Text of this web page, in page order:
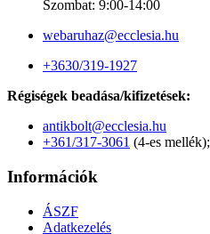
Szombat: 9:00-14:00
webaruhaz@ecclesia.hu
+3630/319-1927
Régiségek beadása/kifizetések:
antikbolt@ecclesia.hu
+361/317-3061 (4-es mellék);
Információk
ÁSZF
Adatkezelés